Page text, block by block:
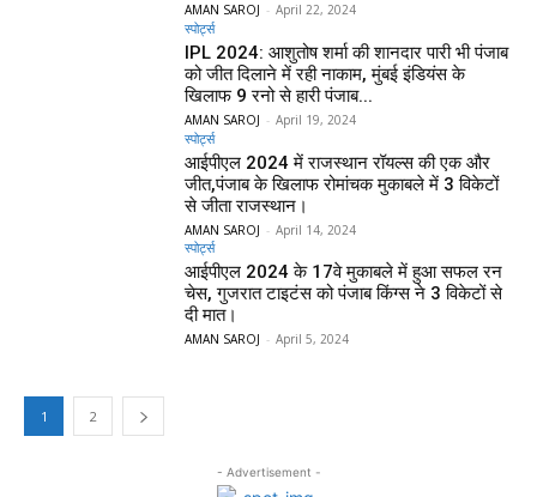
AMAN SAROJ - April 22, 2024
स्पोर्ट्स
IPL 2024: आशुतोष शर्मा की शानदार पारी भी पंजाब
को जीत दिलाने में रही नाकाम, मुंबई इंडियंस के
खिलाफ 9 रनो से हारी पंजाब...
AMAN SAROJ - April 19, 2024
स्पोर्ट्स
आईपीएल 2024 में राजस्थान रॉयल्स की एक और
जीत,पंजाब के खिलाफ रोमांचक मुकाबले में 3 विकेटों
से जीता राजस्थान।
AMAN SAROJ - April 14, 2024
स्पोर्ट्स
आईपीएल 2024 के 17वे मुकाबले में हुआ सफल रन
चेस, गुजरात टाइटंस को पंजाब किंग्स ने 3 विकेटों से
दी मात।
AMAN SAROJ - April 5, 2024
1 2
- Advertisement -